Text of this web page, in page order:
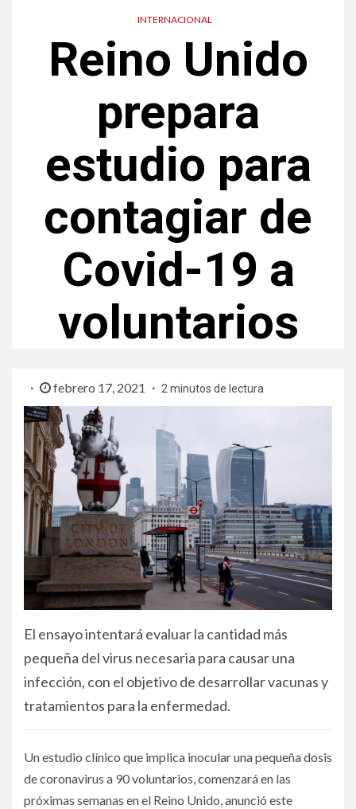
INTERNACIONAL
Reino Unido
prepara
estudio para
contagiar de
Covid-19 a
voluntarios
febrero 17, 2021 2 minutos de lectura
El ensayo intentará evaluar la cantidad más
pequeña del virus necesaria para causar una
infección, con el objetivo de desarrollar vacunas y
tratamientos para la enfermedad.
Un estudio clínico que implica inocular una pequeña dosis
de coronavirus a 90 voluntarios, comenzará en las
próximas semanas en el Reino Unido, anunció este